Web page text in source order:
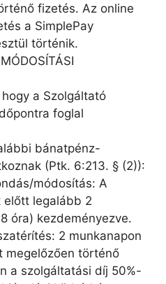
fizetés. Az online
a SimplePay
történik.
a Szolgáltató
foglal
bánatpénz-
(Ptk. 6:213. § (2)):
módosítás: A
legalább 2
óra) kezdeményezve.
2 munkanapon
megelőzően történő
a szolgáltatási díj 50%-